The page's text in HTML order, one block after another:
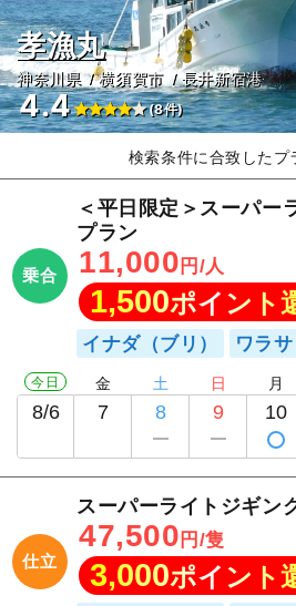
孝漁丸
神奈川県 横須賀市 長井新宿港
4.4 (8件)
検索条件に合致したプ
乗合
＜平日限定＞スーパー
プラン
11,000 円/人
1,500ポイント
イナダ（ブリ） ワラサ
今日
8/6
金
7
土
8
日
9
月
10
仕立
スーパーライトジギン
47,500 円/隻
3,000ポイント